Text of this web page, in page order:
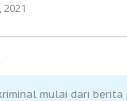
mulai dari berita